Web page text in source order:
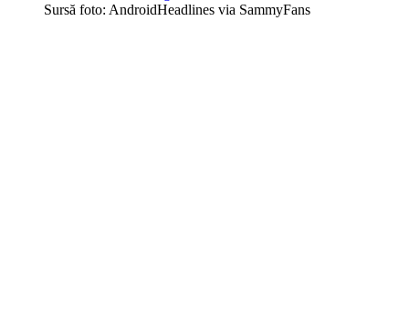
Sursă foto: AndroidHeadlines via SammyFans